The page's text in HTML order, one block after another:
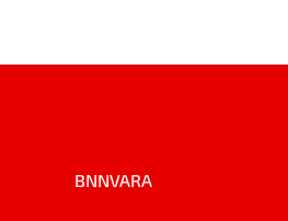
BNNVARA